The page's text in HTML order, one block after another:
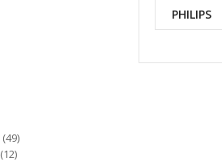
PHILIPS
49
12